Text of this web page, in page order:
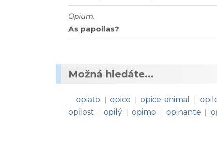
Opium.
As papoilas?
Možná hledáte...
opiato | opice | opice-animal |
opilost
| opilý | opimo | opinante |